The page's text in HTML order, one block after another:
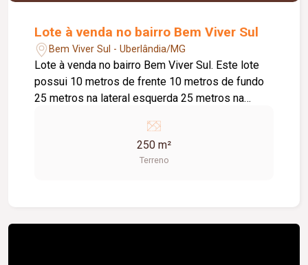
Lote à venda no bairro Bem Viver Sul
Bem Viver Sul - Uberlândia/MG
Lote à venda no bairro Bem Viver Sul. Este lote
possui 10 metros de frente 10 metros de fundo
25 metros na lateral esquerda 25 metros na
Topografia Plana, na 2 quadra do Bairro. Ótima
opção para investir em uma localização com
projeção de valorização para os próximos anos.
250 m²
Terreno